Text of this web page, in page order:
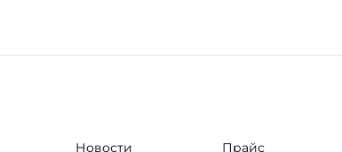
Новости Прайс